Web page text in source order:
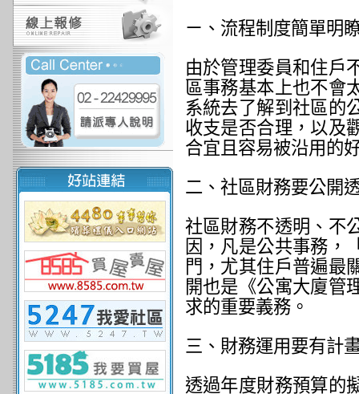
ㄧ、流程制度簡單明
由於管理委員和住戶
區事務基本上也不會
系統去了解到社區的
收支是否合理，以及
合宜且容易被沿用的
二、社區財務要公開
社區財務不透明、不
因，凡是公共事務，
門，尤其住戶普遍最
開也是《公寓大廈管
求的重要義務。
三、財務運用要有計
透過年度財務預算的